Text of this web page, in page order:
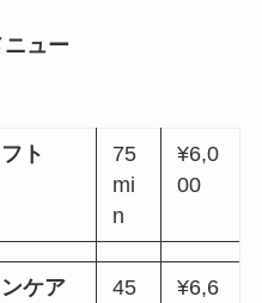
ュー
ト
75
mi
n
¥6,0
00
ケア
45
¥6,6